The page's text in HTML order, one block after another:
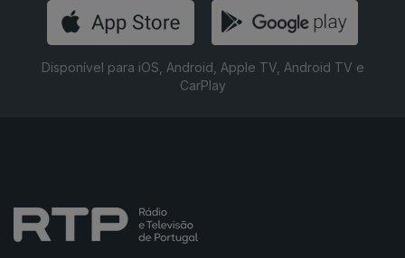
Disponível para iOS, Android, Apple TV, Android TV e
CarPlay